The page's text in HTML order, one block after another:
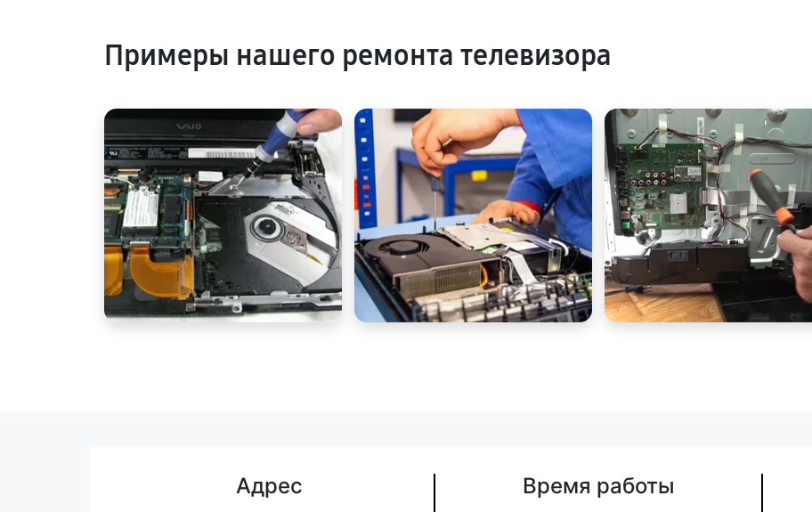
Примеры нашего ремонта телевизора
Адрес Время работы